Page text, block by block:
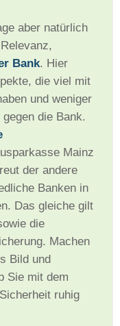
aber natürlich
Bank. Hier
die viel mit
und weniger
die Bank.
Mainz
der andere
Banken in
Das gleiche gilt
die
Machen
Bild und
Sie mit dem
ruhig